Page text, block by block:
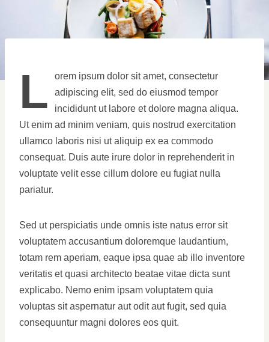
L
orem ipsum dolor sit amet, consectetur
adipiscing elit, sed do eiusmod tempor
incididunt ut labore et dolore magna aliqua.
Ut enim ad minim veniam, quis nostrud exercitation
ullamco laboris nisi ut aliquip ex ea commodo
consequat. Duis aute irure dolor in reprehenderit in
voluptate velit esse cillum dolore eu fugiat nulla
pariatur.
Sed ut perspiciatis unde omnis iste natus error sit
voluptatem accusantium doloremque laudantium,
totam rem aperiam, eaque ipsa quae ab illo inventore
veritatis et quasi architecto beatae vitae dicta sunt
explicabo. Nemo enim ipsam voluptatem quia
voluptas sit aspernatur aut odit aut fugit, sed quia
consequuntur magni dolores eos quit.